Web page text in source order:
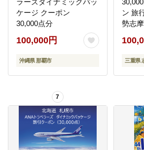
ラーズダイナミックパッ
ケージ クーポン
30,000点分
100,000円
沖縄県 那覇市
ン 旅
勢志
観光
志摩
しま
ぶ 10
三重県
7